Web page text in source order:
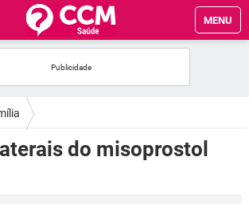
MENU
do misoprostol